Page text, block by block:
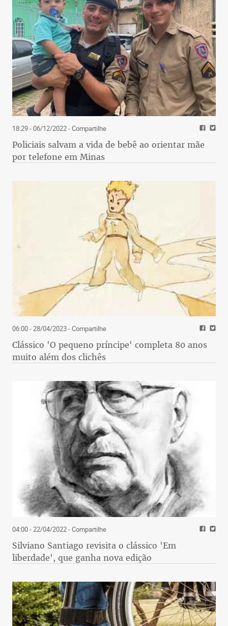
18:29 - 06/12/2022- Compartilhe
Policiais salvam a vida de bebê ao orientar mãe
por telefone em Minas
06:00 - 28/04/2023- Compartilhe
Clássico 'O pequeno príncipe' completa 80 anos
muito além dos clichês
04:00 - 22/04/2022- Compartilhe
Silviano Santiago revisita o clássico 'Em
liberdade', que ganha nova edição